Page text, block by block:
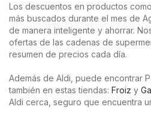
Los descuentos en productos
más buscados durante el mes de
de manera inteligente y ahorrar.
ofertas de las cadenas de
resumen de precios cada día.
Además de Aldi, puede encontrar
también en estas tiendas: Froiz y
Aldi cerca, seguro que encuentra